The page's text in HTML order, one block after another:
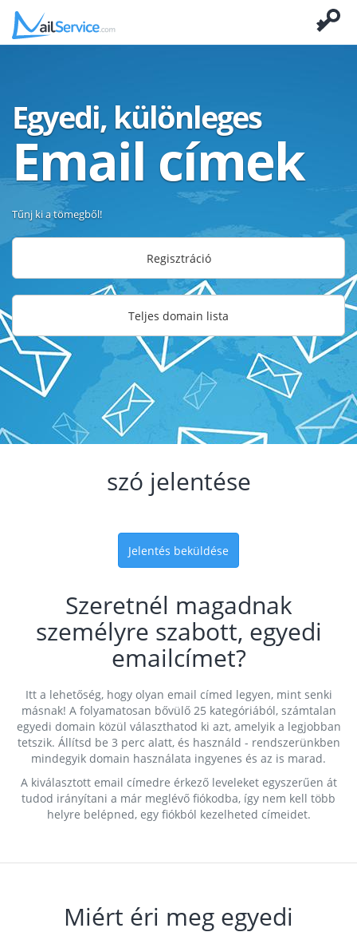
Egyedi, különleges
Email címek
Tűnj ki a tömegből!
Regisztráció
Teljes domain lista
szó jelentése
Jelentés beküldése
Szeretnél magadnak
személyre szabott, egyedi
emailcímet?
Itt a lehetőség, hogy olyan email címed legyen, mint senki
másnak! A folyamatosan bővülő 25 kategóriából, számtalan
egyedi domain közül választhatod ki azt, amelyik a legjobban
tetszik. Állítsd be 3 perc alatt, és használd - rendszerünkben
mindegyik domain használata ingyenes és az is marad.
A kiválasztott email címedre érkező leveleket egyszerűen át
tudod irányítani a már meglévő fiókodba, így nem kell több
helyre belépned, egy fiókból kezelheted címeidet.
Miért éri meg egyedi